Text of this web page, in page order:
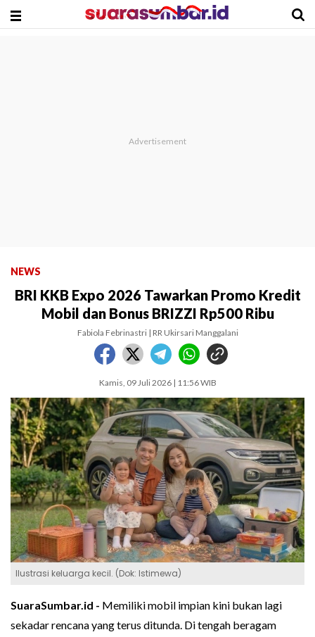
NEWS
BRI KKB Expo 2026 Tawarkan Promo Kredit
Mobil dan Bonus BRIZZI Rp500 Ribu
Fabiola Febrinastri | RR Ukirsari Manggalani
Kamis, 09 Juli 2026 | 11:56 WIB
Ilustrasi keluarga kecil. (Dok: Istimewa)
SuaraSumbar.id - Memiliki mobil impian kini bukan lagi
sekadar rencana yang terus ditunda. Di tengah beragam